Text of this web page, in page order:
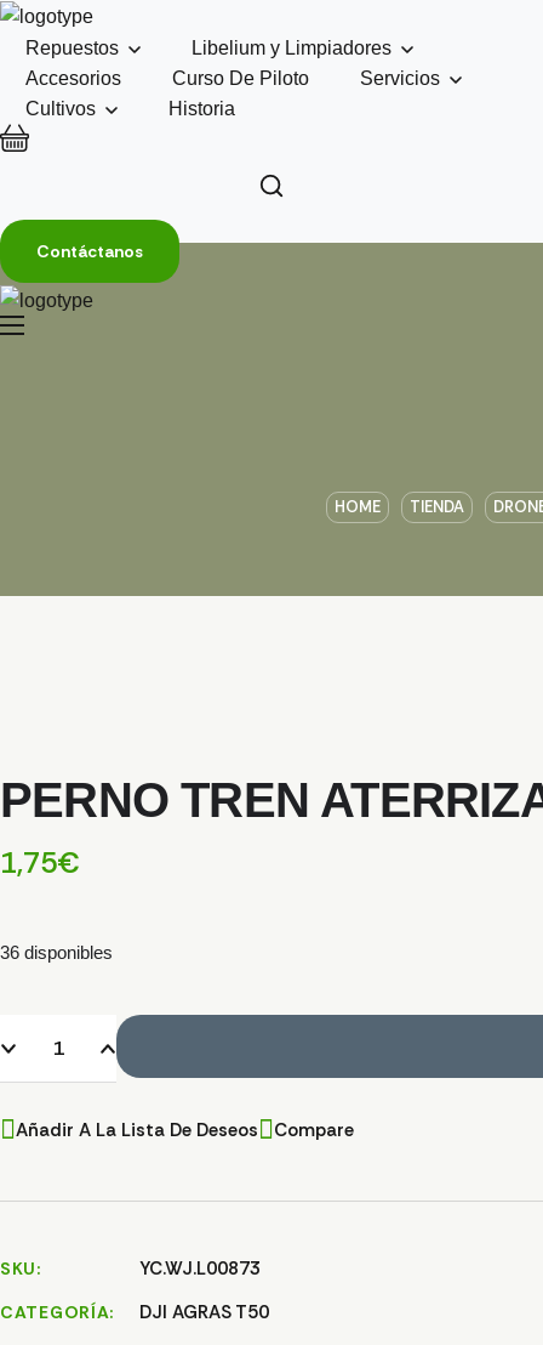
Repuestos
Libelium y Limpiadores
Accesorios
Curso De Piloto
Servicios
Cultivos
Historia
Contáctanos
HOME TIENDA
PERNO TREN
1,75€
36 disponibles
Compare
Añadir A La Lista De Deseos
SKU YC.WJ.L00873
CATEGORÍA DJI AGRAS T50